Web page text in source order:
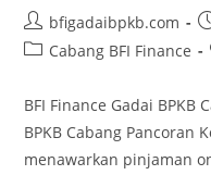
bfigadaibpkb.com
Cabang BFI Finance
BFI Finance Gadai BPKB
BPKB Cabang Pancoran
menawarkan pinjaman